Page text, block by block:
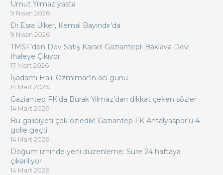
Umut Yılmaz yasta
9 Nisan 2026
Dr.Esra Ülker, Kemal Bayındır’da
9 Nisan 2026
TMSF’den Dev Satış Kararı! Gaziantepli Baklava Devi
İhaleye Çıkıyor
17 Mart 2026
İşadamı Halil Özmimar’ın acı günü
14 Mart 2026
Gaziantep FK’da Burak Yılmaz’dan dikkat çeken sözler
14 Mart 2026
Bu galibiyeti çok özledik! Gaziantep FK Antalyaspor’u 4
golle geçti
14 Mart 2026
Doğum izninde yeni düzenleme: Süre 24 haftaya
çıkarılıyor
14 Mart 2026